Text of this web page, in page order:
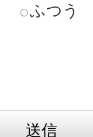
ふつう